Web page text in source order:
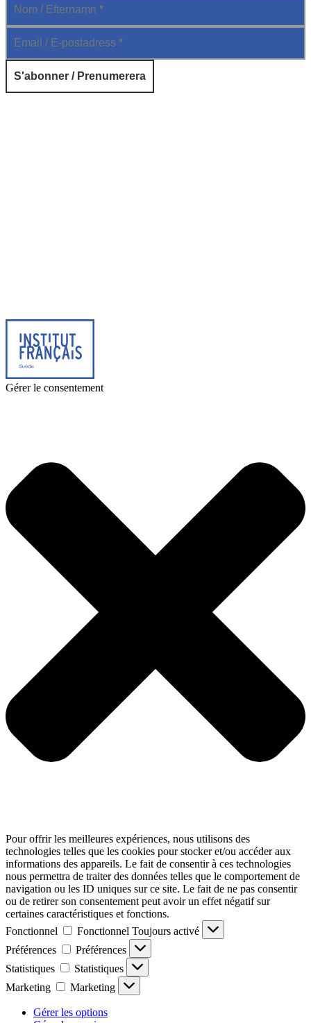
Gérer le consentement
Pour offrir les meilleures expériences, nous utilisons des
technologies telles que les cookies pour stocker et/ou accéder aux
informations des appareils. Le fait de consentir à ces technologies
nous permettra de traiter des données telles que le comportement de
navigation ou les ID uniques sur ce site. Le fait de ne pas consentir
ou de retirer son consentement peut avoir un effet négatif sur
certaines caractéristiques et fonctions.
Fonctionnel
Fonctionnel Toujours activé
Préférences
Préférences
Statistiques
Statistiques
Marketing
Marketing
Gérer les options